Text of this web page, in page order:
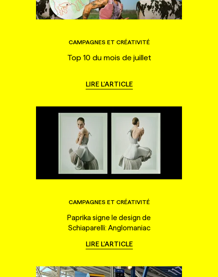
CAMPAGNES ET CRÉATIVITÉ
Top 10 du mois de juillet
LIRE L'ARTICLE
CAMPAGNES ET CRÉATIVITÉ
Paprika signe le design de
Schiaparelli: Anglomaniac
LIRE L'ARTICLE